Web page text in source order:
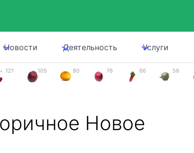
Новости Деятельность Услуги
121 105 80 76 66 56
Новое